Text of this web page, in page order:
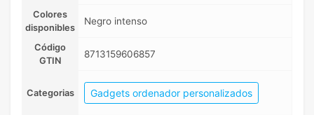
Colores
disponibles
Negro intenso
Código
GTIN
8713159606857
Categorias Gadgets ordenador personalizados